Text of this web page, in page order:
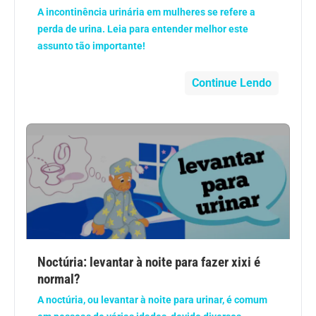
Dermatologia
Doença autoimune
Doenças infecciosas
Doenças Respiratórias
Drogas
Emagrecimento
A incontinência urinária em mulheres se refere a
perda de urina. Leia para entender melhor este
assunto tão importante!
Continue Lendo
Noctúria: levantar à noite para fazer xixi é
normal?
A noctúria, ou levantar à noite para urinar, é comum